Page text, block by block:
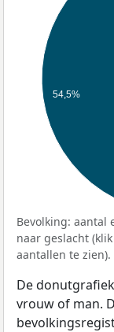
54,5%
Bevolking: aantal
naar geslacht
aantallen te zien).
De
vrouw of man.